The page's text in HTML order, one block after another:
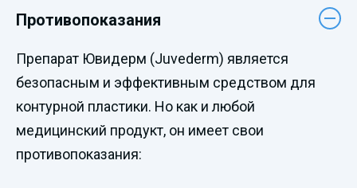
Противопоказания
Препарат Ювидерм (Juvederm) является
безопасным и эффективным средством для
контурной пластики. Но как и любой
медицинский продукт, он имеет свои
противопоказания: